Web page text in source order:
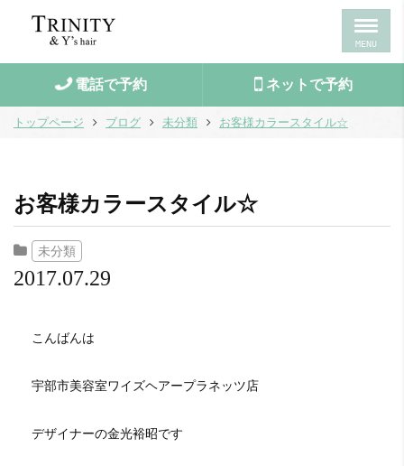
電話で予約 ネットで予約
トップページ ブログ 未分類 お客様カラースタイル☆
お客様カラースタイル☆
未分類
2017.07.29
こんばんは
宇部市美容室ワイズヘアープラネッツ店
デザイナーの金光裕昭です
MENU